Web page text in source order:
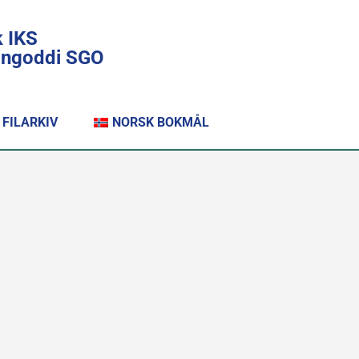
IKS
SGO
FILARKIV NORSK BOKMÅL